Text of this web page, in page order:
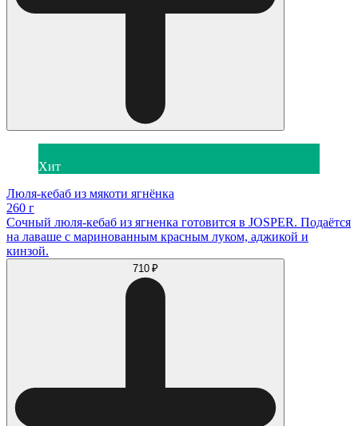
Хит
Люля-кебаб из мякоти ягнёнка
260 г
Сочный люля-кебаб из ягненка готовится в JOSPER. Подаётся
на лаваше с маринованным красным луком, аджикой и
кинзой.
710 ₽